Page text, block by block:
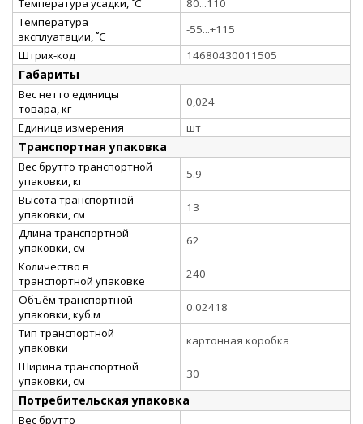
Температура усадки, ˚С
80...110
Температура
эксплуатации, ˚С
-55...+115
Штрих-код
14680430011505
Габариты
Вес нетто единицы
товара, кг
0,024
Единица измерения
шт
Транспортная упаковка
Вес брутто транспортной
упаковки, кг
5.9
Высота транспортной
упаковки, см
13
Длина транспортной
упаковки, см
62
Количество в
транспортной упаковке
240
Объём транспортной
упаковки, куб.м
0.02418
Тип транспортной
упаковки
картонная коробка
Ширина транспортной
упаковки, см
30
Потребительская упаковка
Вес брутто